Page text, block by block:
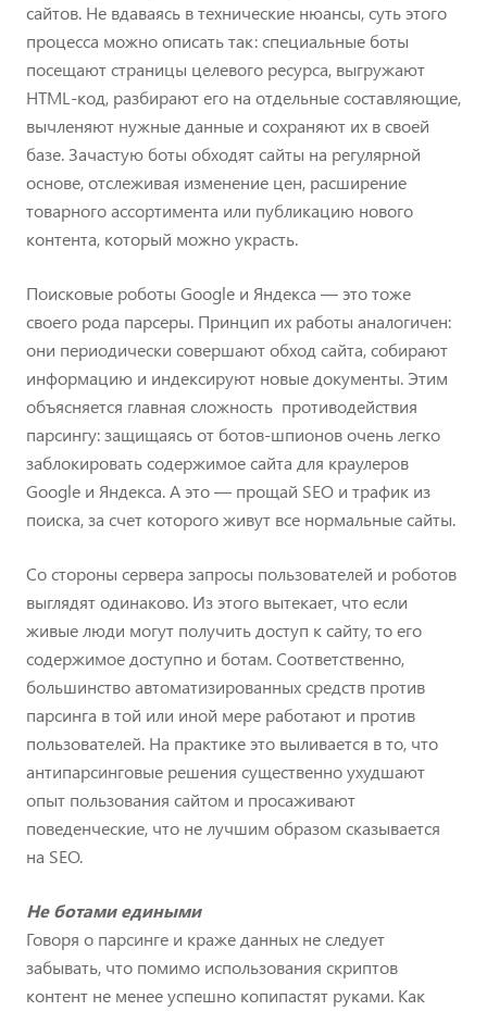
сайтов. Не вдаваясь в технические нюансы, суть этого
процесса можно описать так: специальные боты
посещают страницы целевого ресурса, выгружают
HTML-код, разбирают его на отдельные составляющие,
вычленяют нужные данные и сохраняют их в своей
базе. Зачастую боты обходят сайты на регулярной
основе, отслеживая изменение цен, расширение
товарного ассортимента или публикацию нового
контента, который можно украсть.
Поисковые роботы Google и Яндекса — это тоже
своего рода парсеры. Принцип их работы аналогичен:
они периодически совершают обход сайта, собирают
информацию и индексируют новые документы. Этим
объясняется главная сложность противодействия
парсингу: защищаясь от ботов-шпионов очень легко
заблокировать содержимое сайта для краулеров
Google и Яндекса. А это — прощай SEO и трафик из
поиска, за счет которого живут все нормальные сайты.
Со стороны сервера запросы пользователей и роботов
выглядят одинаково. Из этого вытекает, что если
живые люди могут получить доступ к сайту, то его
содержимое доступно и ботам. Соответственно,
большинство автоматизированных средств против
парсинга в той или иной мере работают и против
пользователей. На практике это выливается в то, что
антипарсинговые решения существенно ухудшают
опыт пользования сайтом и просаживают
поведенческие, что не лучшим образом сказывается
на SEO.
Не ботами едиными
Говоря о парсинге и краже данных не следует
забывать, что помимо использования скриптов
контент не менее успешно копипастят руками. Как